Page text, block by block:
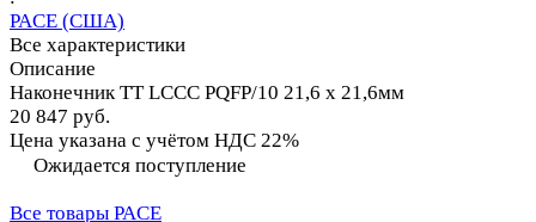
PACE (США)
Все характеристики
Описание
Наконечник TT LCCC PQFP/10 21,6 х 21,6мм
20 847 руб.
Цена указана с учётом НДС 22%
Ожидается поступление
Все товары PACE